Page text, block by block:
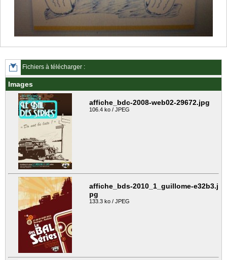
Fichiers à télécharger :
Images
affiche_bdc-2008-web02-29672.jpg
106.4 ko / JPEG
affiche_bds-2010_1_guillome-e32b3.j
pg
133.3 ko / JPEG